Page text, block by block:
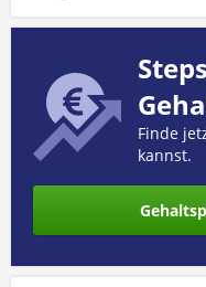
Finde
kannst.